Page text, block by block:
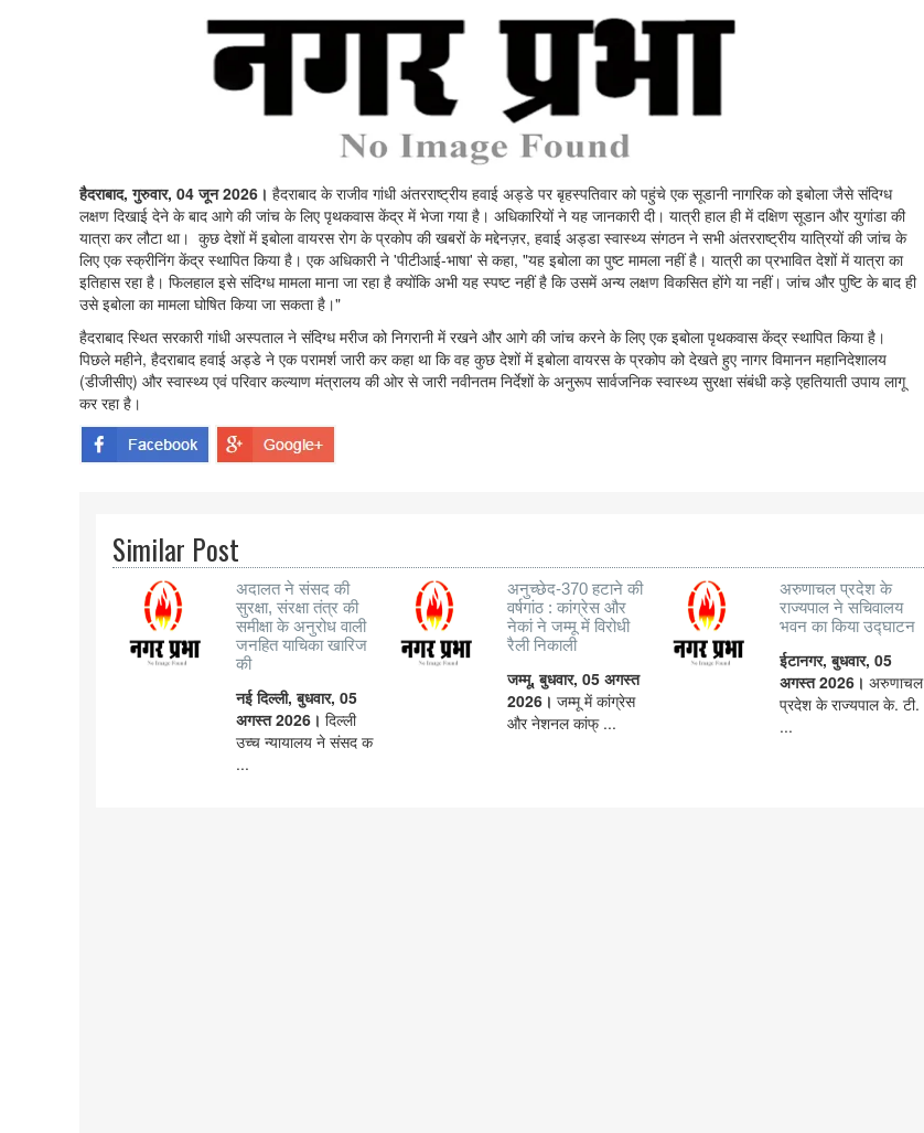
हैदराबाद, गुरुवार, 04 जून 2026। हैदराबाद के राजीव गांधी अंतरराष्ट्रीय हवाई अड्डे पर बृहस्पतिवार को पहुंचे एक सूडानी नागरिक को इबोला जैसे संदिग्ध
लक्षण दिखाई देने के बाद आगे की जांच के लिए पृथकवास केंद्र में भेजा गया है। अधिकारियों ने यह जानकारी दी। यात्री हाल ही में दक्षिण सूडान और युगांडा की
यात्रा कर लौटा था। कुछ देशों में इबोला वायरस रोग के प्रकोप की खबरों के मद्देनज़र, हवाई अड्डा स्वास्थ्य संगठन ने सभी अंतरराष्ट्रीय यात्रियों की जांच के
लिए एक स्क्रीनिंग केंद्र स्थापित किया है। एक अधिकारी ने 'पीटीआई-भाषा' से कहा, "यह इबोला का पुष्ट मामला नहीं है। यात्री का प्रभावित देशों में यात्रा का
इतिहास रहा है। फिलहाल इसे संदिग्ध मामला माना जा रहा है क्योंकि अभी यह स्पष्ट नहीं है कि उसमें अन्य लक्षण विकसित होंगे या नहीं। जांच और पुष्टि के बाद ही
उसे इबोला का मामला घोषित किया जा सकता है।"
हैदराबाद स्थित सरकारी गांधी अस्पताल ने संदिग्ध मरीज को निगरानी में रखने और आगे की जांच करने के लिए एक इबोला पृथकवास केंद्र स्थापित किया है।
पिछले महीने, हैदराबाद हवाई अड्डे ने एक परामर्श जारी कर कहा था कि वह कुछ देशों में इबोला वायरस के प्रकोप को देखते हुए नागर विमानन महानिदेशालय
(डीजीसीए) और स्वास्थ्य एवं परिवार कल्याण मंत्रालय की ओर से जारी नवीनतम निर्देशों के अनुरूप सार्वजनिक स्वास्थ्य सुरक्षा संबंधी कड़े एहतियाती उपाय लागू
कर रहा है।
Similar Post
अदालत ने संसद की
सुरक्षा, संरक्षा तंत्र की
समीक्षा के अनुरोध वाली
जनहित याचिका खारिज
की
नई दिल्ली, बुधवार, 05
अगस्त 2026। दिल्ली
उच्च न्यायालय ने संसद क
...
अनुच्छेद-370 हटाने की
वर्षगांठ : कांग्रेस और
नेकां ने जम्मू में विरोधी
रैली निकाली
जम्मू, बुधवार, 05 अगस्त
2026।जम्मू में कांग्रेस
और नेशनल कांफ् ...
अरुणाचल प्रदेश के
राज्यपाल ने सचिवालय
भवन का किया उद्घाटन
ईटानगर, बुधवार, 05
अगस्त 2026। अरुणाचल
प्रदेश के राज्यपाल के. टी.
...